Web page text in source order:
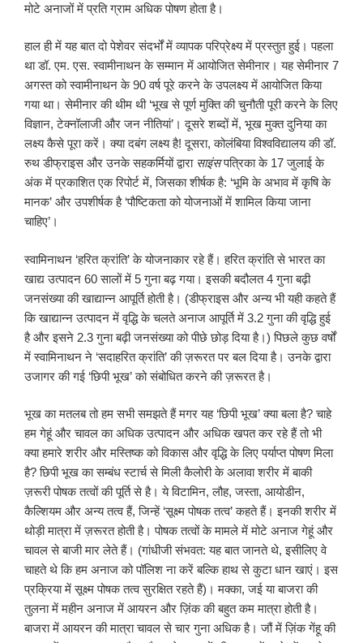
मोटे अनाजों में प्रति ग्राम अधिक पोषण होता है।
हाल ही में यह बात दो पेशेवर संदर्भों में व्यापक परिप्रेक्ष्य में प्रस्तुत हुई। पहला
था डॉ. एम. एस. स्वामीनाथन के सम्मान में आयोजित सेमीनार। यह सेमीनार 7
अगस्त को स्वामीनाथन के 90 वर्ष पूरे करने के उपलक्ष्य में आयोजित किया
गया था। सेमीनार की थीम थी ‘भूख से पूर्ण मुक्ति की चुनौती पूरी करने के लिए
विज्ञान, टेक्नॉलाजी और जन नीतियां’। दूसरे शब्दों में, भूख मुक्त दुनिया का
लक्ष्य कैसे पूरा करें। क्या दबंग लक्ष्य है! दूसरा, कोलंबिया विश्वविद्यालय की डॉ.
रुथ डीफ्राइस और उनके सहकर्मियों द्वारा साइंसपत्रिका के 17 जुलाई के
अंक में प्रकाशित एक रिपोर्ट में, जिसका शीर्षक है: ‘भूमि के अभाव में कृषि के
मानक’ और उपशीर्षक है ‘पौष्टिकता को योजनाओं में शामिल किया जाना
चाहिए’।
स्वामिनाथन ‘हरित क्रांति’ के योजनाकार रहे हैं। हरित क्रांति से भारत का
खाद्य उत्पादन 60 सालों में 5 गुना बढ़ गया। इसकी बदौलत 4 गुना बढ़ी
जनसंख्या की खाद्यान्न आपूर्ति होती है। (डीफ्राइस और अन्य भी यही कहते हैं
कि खाद्यान्न उत्पादन में वृद्धि के चलते अनाज आपूर्ति में 3.2 गुना की वृद्धि हुई
है और इसने 2.3 गुना बढ़ी जनसंख्या को पीछे छोड़ दिया है।) पिछले कुछ वर्षों
में स्वामिनाथन ने ‘सदाहरित क्रांति’ की ज़रूरत पर बल दिया है। उनके द्वारा
उजागर की गई ‘छिपी भूख’ को संबोधित करने की ज़रूरत है।
भूख का मतलब तो हम सभी समझते हैं मगर यह ‘छिपी भूख’ क्या बला है? चाहे
हम गेहूं और चावल का अधिक उत्पादन और अधिक खपत कर रहे हैं तो भी
क्या हमारे शरीर और मस्तिष्क को विकास और वृद्धि के लिए पर्याप्त पोषण मिला
है? छिपी भूख का सम्बंध स्टार्च से मिली कैलोरी के अलावा शरीर में बाकी
ज़रूरी पोषक तत्वों की पूर्ति से है। ये विटामिन, लौह, जस्ता, आयोडीन,
कैल्शियम और अन्य तत्व हैं, जिन्हें ‘सूक्ष्म पोषक तत्व’ कहते हैं। इनकी शरीर में
थोड़ी मात्रा में ज़रूरत होती है। पोषक तत्वों के मामले में मोटे अनाज गेहूं और
चावल से बाजी मार लेते हैं। (गांधीजी संभवत: यह बात जानते थे, इसीलिए वे
चाहते थे कि हम अनाज को पॉलिश ना करें बल्कि हाथ से कुटा धान खाएं। इस
प्रक्रिया में सूक्ष्म पोषक तत्व सुरक्षित रहते हैं)। मक्का, जई या बाजरा की
तुलना में महीन अनाज में आयरन और ज़िंक की बहुत कम मात्रा होती है।
बाजरा में आयरन की मात्रा चावल से चार गुना अधिक है। जौं में ज़िंक गेंहू की